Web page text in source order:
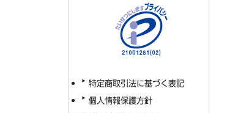
特定商取引法に基づく表記
個人情報保護方針